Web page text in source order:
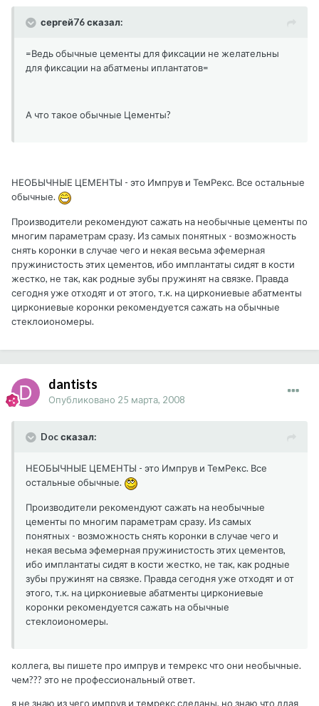
сергей76 сказал:
=Ведь обычные цементы для фиксации не желательны
для фиксации на абатмены иплантатов=
А что такое обычные Цементы?
НЕОБЫЧНЫЕ ЦЕМЕНТЫ - это Импрув и ТемРекс. Все остальные
обычные.
Производители рекомендуют сажать на необычные цементы по
многим параметрам сразу. Из самых понятных - возможность
снять коронки в случае чего и некая весьма эфемерная
пружинистость этих цементов, ибо имплантаты сидят в кости
жестко, не так, как родные зубы пружинят на связке. Правда
сегодня уже отходят и от этого, т.к. на циркониевые абатменты
циркониевые коронки рекомендуется сажать на обычные
стеклоиономеры.
dantists
Опубликовано 25 марта, 2008
Doc сказал:
НЕОБЫЧНЫЕ ЦЕМЕНТЫ - это Импрув и ТемРекс. Все
остальные обычные.
Производители рекомендуют сажать на необычные
цементы по многим параметрам сразу. Из самых
понятных - возможность снять коронки в случае чего и
некая весьма эфемерная пружинистость этих цементов,
ибо имплантаты сидят в кости жестко, не так, как родные
зубы пружинят на связке. Правда сегодня уже отходят и от
этого, т.к. на циркониевые абатменты циркониевые
коронки рекомендуется сажать на обычные
стеклоиономеры.
коллега, вы пишете про импрув и темрекс что они необычные.
чем??? это не профессиональный ответ.
я не знаю из чего импрув и темрекс сделаны, но знаю что длая